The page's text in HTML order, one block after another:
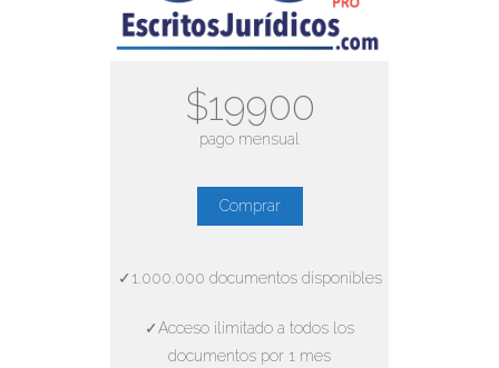
$19900
pago mensual
Comprar
✓1.000.000 documentos disponibles
✓Acceso ilimitado a todos los
documentos por 1 mes